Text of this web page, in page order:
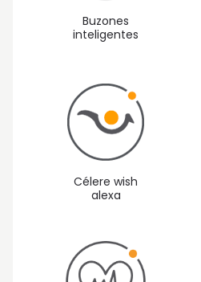
Buzones
inteligentes
Célere wish
alexa